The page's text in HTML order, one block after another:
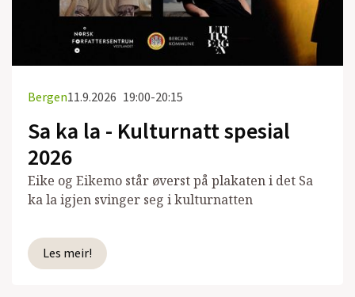
Bergen11.9.2026 19:00-20:15
Sa ka la - Kulturnatt spesial
2026
Eike og Eikemo står øverst på plakaten i det Sa
ka la igjen svinger seg i kulturnatten
Les meir!